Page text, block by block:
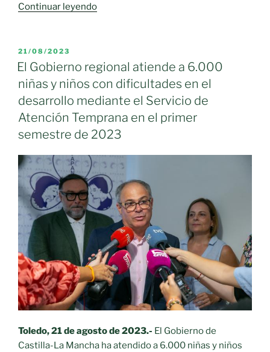
Continuar leyendo«Más
trabajan
los
SEPAP,
los
de
promoción
de
la
autonomía
personal
en
Castilla-
La
Mancha»
PUBLICADO
EL
21/08/2023
El Gobierno regional atiende a 6.000
niñas y niños con dificultades en el
desarrollo mediante el Servicio de
Atención Temprana en el primer
semestre de 2023
Toledo, 21 de agosto de 2023.- El Gobierno de
Castilla-La Mancha ha atendido a 6.000 niñas y niños